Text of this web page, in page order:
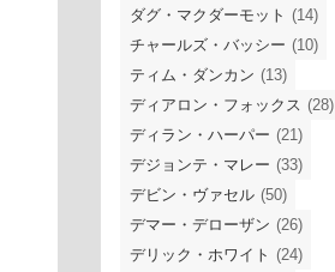
ダグ・マクダーモット (14)
チャールズ・バッシー (10)
ティム・ダンカン (13)
ディアロン・フォックス (28)
ディラン・ハーパー (21)
デジョンテ・マレー (33)
デビン・ヴァセル (50)
デマー・デローザン (26)
デリック・ホワイト (24)